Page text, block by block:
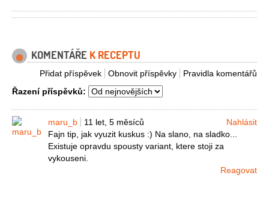
KOMENTÁŘE K RECEPTU
Pravidla komentářů
Obnovit příspěvky
Přidat příspěvek
Řazení příspěvků:
maru_b 11 let, 5 měsíců
Nahlásit
Fajn tip, jak vyuzit kuskus :) Na slano, na sladko...
Existuje opravdu spousty variant, ktere stoji za
vykouseni.
Reagovat